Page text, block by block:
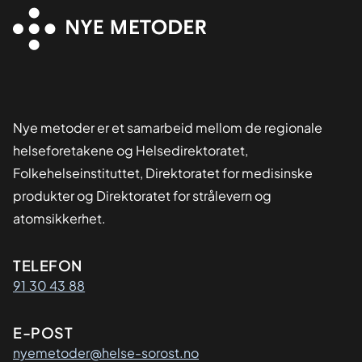
Nye metoder er et samarbeid mellom de regionale
helseforetakene og Helsedirektoratet,
Folkehelseinstituttet, Direktoratet for medisinske
produkter og Direktoratet for strålevern og
atomsikkerhet.
Kontaktinformasjon
TELEFON
91 30 43 88
E-POST
nyemetoder@helse-sorost.no